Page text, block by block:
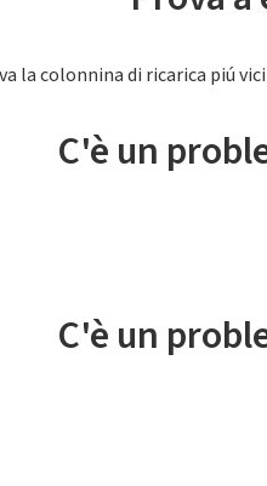
la colonnina di ricarica piú
C'è un
C'è un